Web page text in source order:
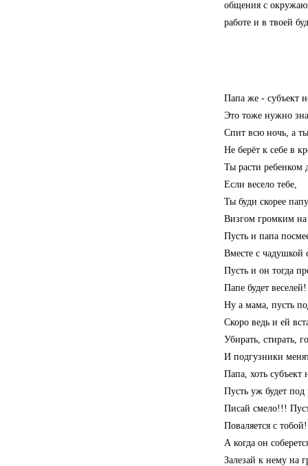
общения с
работе и в твоей
Папа же - субъект
Это тоже нужно
Спит всю ночь, а
Не берёт к себе в
Ты расти ребенком
Если весело тебе,
Ты буди скорее
Визгом громким на
Пусть и папа
Вместе с чадушкой
Пусть и он тогда
Папе будет веселей!
Ну а мама, пусть
Скоро ведь и ей
Убирать, стирать,
И подгузники
Папа, хоть
Пусть уж будет под
Писай смело!!!
Поваляется с
А когда он
Залезай к нему на